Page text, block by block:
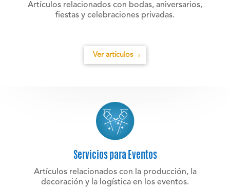
Artículos relacionados con bodas, aniversarios,
fiestas y celebraciones privadas.
Ver artículos
Servicios para Eventos
Artículos relacionados con la producción, la
decoración y la logística en los eventos.